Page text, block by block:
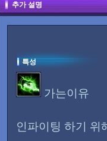
추가 설명
특성
가는이유
인파이팅 하기 위